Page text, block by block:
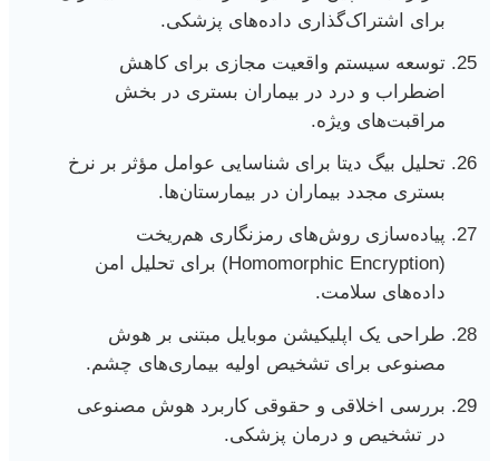
برای اشتراک‌گذاری داده‌های پزشکی.
توسعه سیستم واقعیت مجازی برای کاهش
اضطراب و درد در بیماران بستری در بخش
مراقبت‌های ویژه.
تحلیل بیگ دیتا برای شناسایی عوامل مؤثر بر نرخ
بستری مجدد بیماران در بیمارستان‌ها.
پیاده‌سازی روش‌های رمزنگاری هم‌ریخت
(Homomorphic Encryption) برای تحلیل امن
داده‌های سلامت.
طراحی یک اپلیکیشن موبایل مبتنی بر هوش
مصنوعی برای تشخیص اولیه بیماری‌های چشم.
بررسی اخلاقی و حقوقی کاربرد هوش مصنوعی
در تشخیص و درمان پزشکی.